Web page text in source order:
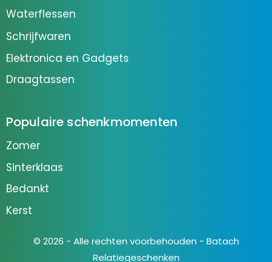
Waterflessen
Schrijfwaren
Elektronica en Gadgets
Draagtassen
Populaire schenkmomenten
Zomer
Sinterklaas
Bedankt
Kerst
© 2026 - Alle rechten voorbehouden - Batach
Relatiegeschenken